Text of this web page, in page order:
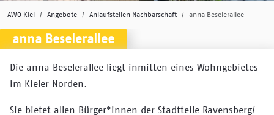
AWO Kiel Angebote Anlaufstellen Nachbarschaft anna Beselerallee
anna Beselerallee
Die anna Beselerallee liegt inmitten eines Wohngebietes
im Kieler Norden.
Sie bietet allen Bürger*innen der Stadtteile Ravensberg/